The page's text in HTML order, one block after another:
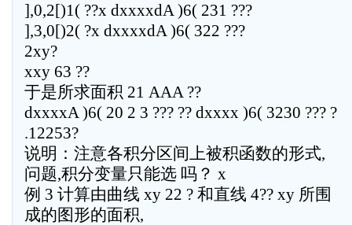
],0,2[)1( ??x dxxxxdA )6( 231 ???
],3,0[)2( ?x dxxxxdA )6( 322 ???
2xy?
xxy 63 ??
于是所求面积 21 AAA ??
dxxxxA )6( 20 2 3 ??? ?? dxxxx )6( 3230 ??? ?
.12253?
说明：注意各积分区间上被积函数的形式,
问题,积分变量只能选 吗？ x
例 3 计算由曲线 xy 22 ? 和直线 4?? xy 所围
成的图形的面积,